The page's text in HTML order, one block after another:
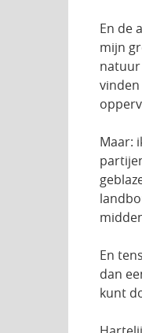
En de
mijn
Maar:
En
dan
kunt